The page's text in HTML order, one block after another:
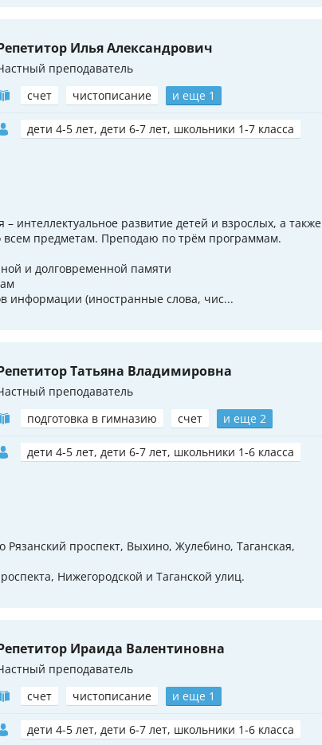
Илья Александрович
преподаватель
счет
чистописание и еще 1
дети 4-5 лет, дети 6-7 лет, школьники 1-7 класса
интеллектуальное развитие детей и взрослых, а также
всем предметам. Преподаю по трём программам.
и долговременной памяти
информации (иностранные слова, чис...
Татьяна Владимировна
преподаватель
подготовка в гимназию
счет и еще 2
дети 4-5 лет, дети 6-7 лет, школьники 1-6 класса
проспект, Выхино, Жулебино, Таганская,
Нижегородской и Таганской улиц.
Ираида Валентиновна
преподаватель
счет
чистописание и еще 1
дети 4-5 лет, дети 6-7 лет, школьники 1-6 класса